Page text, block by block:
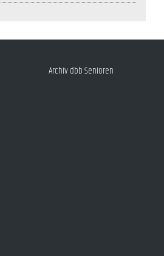
Archiv dbb Senioren